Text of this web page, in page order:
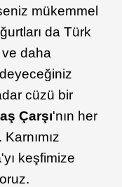
mükemmel
da Türk
daha
cüzü bir
Çarşı'nın her
'yı keşfimize